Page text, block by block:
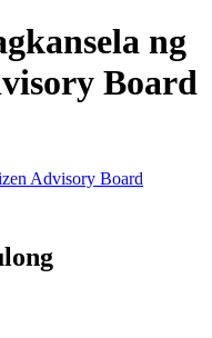
ng
Board
Advisory Board